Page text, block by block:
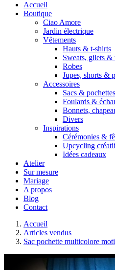
Accueil
Boutique
Ciao Amore
Jardin électrique
Vêtements
Hauts & t-shirts
Sweats, gilets &
Robes
Jupes, shorts &
Accessoires
Sacs & pochettes
Foulards &
Bonnets,
Divers
Inspirations
Cérémonies &
Upcycling
Idées cadeaux
Atelier
Sur mesure
Mariage
A propos
Blog
Contact
Accueil
Articles vendus
Sac pochette multicolore